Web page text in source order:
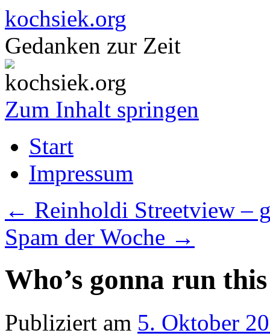
kochsiek.org
Gedanken zur Zeit
Zum Inhalt springen
Start
Impressum
← Reinholdi Streetview –
Spam der Woche →
Who’s gonna run
Publiziert am 5. Oktober